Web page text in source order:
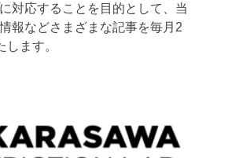
対応することを目的として、当
報などさまざまな記事を毎月2
します。